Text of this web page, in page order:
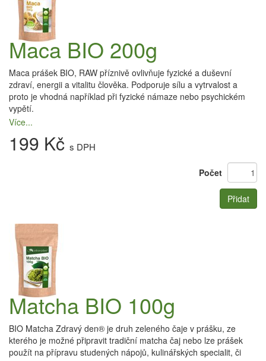
Maca BIO 200g
Maca prášek BIO, RAW příznivě ovlivňuje fyzické a duševní
zdraví, energii a vitalitu člověka. Podporuje sílu a vytrvalost a
proto je vhodná například při fyzické námaze nebo psychickém
vypětí.
Více...
199 Kč s DPH
Počet
Přidat
Matcha BIO 100g
BIO Matcha Zdravý den® je druh zeleného čaje v prášku, ze
kterého je možné připravit tradiční matcha čaj nebo lze prášek
použít na přípravu studených nápojů, kulinářských specialit, či